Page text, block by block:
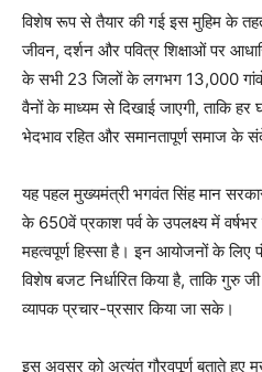
विशेष रूप से तैयार की गई इस मुहिम के
जीवन, दर्शन और पवित्र शिक्षाओं पर
के सभी 23 जिलों के लगभग 13,000
वैनों के माध्यम से दिखाई जाएगी, ताकि
भेदभाव रहित और समानतापूर्ण समाज के
यह पहल मुख्यमंत्री भगवंत सिंह मान सरकार
के 650वें प्रकाश पर्व के उपलक्ष्य में वर्षभर
महत्वपूर्ण हिस्सा है। इन आयोजनों के
विशेष बजट निर्धारित किया है, ताकि गुरु
व्यापक प्रचार-प्रसार किया जा सके।
इस अवसर को अत्यंत गौरवपूर्ण बताते हुए